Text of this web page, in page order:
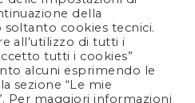
US
della
soltanto cookies tecnici.
all’utilizzo di tutti i
tutti i cookies”
alcuni esprimendo le
sezione “Le mie
Per maggiori informazioni